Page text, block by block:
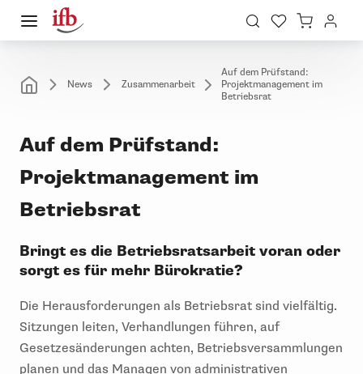
News Zusammenarbeit
Auf dem Prüfstand:
Projektmanagement im
Betriebsrat
Auf dem Prüfstand:
Projektmanagement im
Betriebsrat
Bringt es die Betriebsratsarbeit voran oder
sorgt es für mehr Bürokratie?
Die Herausforderungen als Betriebsrat sind vielfältig.
Sitzungen leiten, Verhandlungen führen, auf
Gesetzesänderungen achten, Betriebsversammlungen
planen und das Managen von administrativen